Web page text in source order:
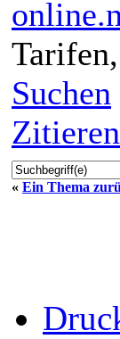
Suchen
Zitieren
« Ein Thema